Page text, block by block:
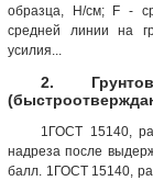
образца, Н/см; F -
средней линии на
усилия...
2.
1ГОСТ 15140,
надреза после
балл. 1ГОСТ 15140,